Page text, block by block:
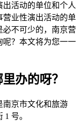
活动的单位和个人
营业性演出活动的单
不可少的，南京营
呢？本文将为您一一
办的呀？
南京市文化和旅游
号。